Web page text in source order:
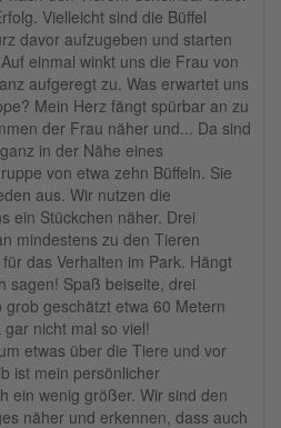
Vielleicht sind die Büffel
davor aufzugeben und starten
einmal winkt uns die Frau von
aufgeregt zu. Was erwartet uns
Mein Herz fängt spürbar an zu
der Frau näher und... Da sind
in der Nähe eines
von etwa zehn Büffeln. Sie
aus. Wir nutzen die
ein Stückchen näher. Drei
mindestens zu den Tieren
das Verhalten im Park. Hängt
sagen! Spaß beiseite, drei
geschätzt etwa 60 Metern
nicht mal so viel!
etwas über die Tiere und vor
ist mein persönlicher
ein wenig größer. Wir sind den
näher und erkennen, dass auch